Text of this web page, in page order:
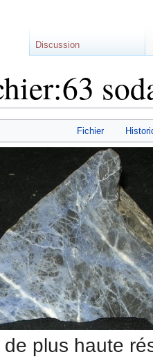
Fichier
de plus haute
Discussion